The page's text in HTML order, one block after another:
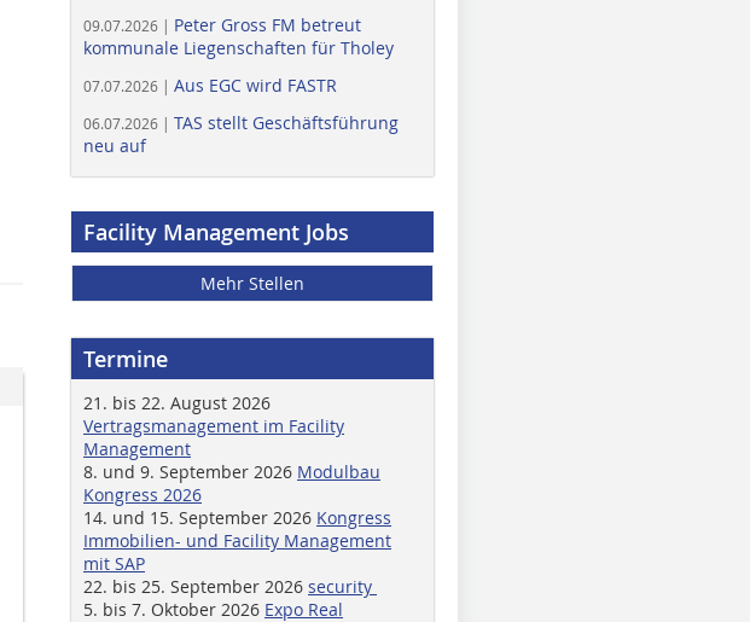
09.07.2026 | Peter Gross FM betreut
kommunale Liegenschaften für Tholey
07.07.2026 | Aus EGC wird FASTR
06.07.2026 | TAS stellt Geschäftsführung
neu auf
Facility Management Jobs
Mehr Stellen
Termine
21. bis 22. August 2026
Vertragsmanagement im Facility
Management
8. und 9. September 2026 Modulbau
Kongress 2026
14. und 15. September 2026 Kongress
Immobilien- und Facility Management
mit SAP
22. bis 25. September 2026 security
5. bis 7. Oktober 2026 Expo Real